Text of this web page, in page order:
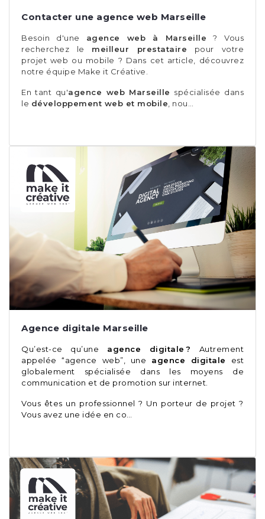
Contacter une agence web Marseille
Besoin d'une agence web à Marseille ? Vous
recherchez le meilleur prestataire pour votre
projet web ou mobile ? Dans cet article, découvrez
notre équipe Make it Créative.
En tant qu'agence web Marseille spécialisée dans
le développement web et mobile , nou…
Agence digitale Marseille
Qu’est-ce qu’une agence digitale ?
Autrement
appelée “agence web”, une agence digitale
est
globalement spécialisée dans les moyens de
communication et de promotion sur internet.
Vous êtes un professionnel ? Un porteur de projet ?
Vous avez une idée en co…